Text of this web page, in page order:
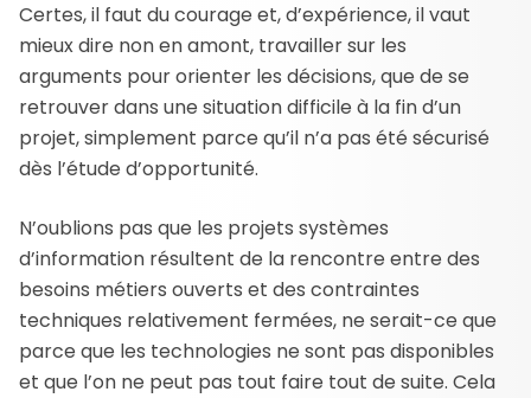
Certes, il faut du courage et, d’expérience, il vaut
mieux dire non en amont, travailler sur les
arguments pour orienter les décisions, que de se
retrouver dans une situation difficile à la fin d’un
projet, simplement parce qu’il n’a pas été sécurisé
dès l’étude d’opportunité.
N’oublions pas que les projets systèmes
d’information résultent de la rencontre entre des
besoins métiers ouverts et des contraintes
techniques relativement fermées, ne serait-ce que
parce que les technologies ne sont pas disponibles
et que l’on ne peut pas tout faire tout de suite. Cela